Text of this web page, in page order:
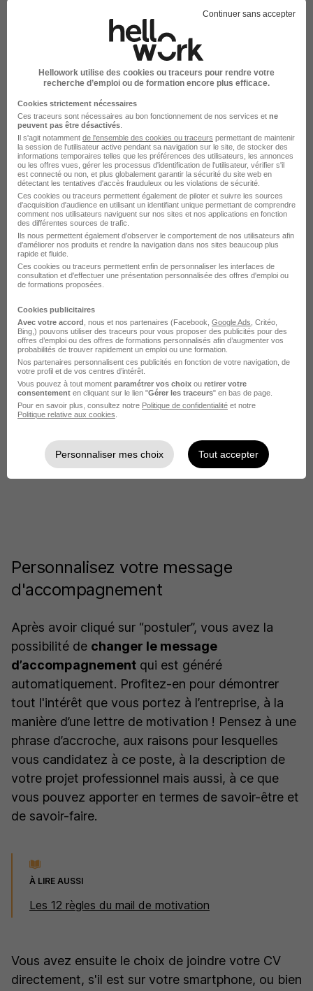
Personnalisez votre message
d'accompagnement
Après avoir cliqué sur “postuler”, vous avez la
possibilité de changer le message
d’accompagnement qui est généré
automatiquement. Profitez-en pour démontrer
tout l'intérêt que vous portez à l’entreprise, à la
manière d’une lettre de motivation ! Pensez à une
phrase d’accroche, aux raisons pour lesquelles
vous candidatez à ce poste, à la description de
votre projet professionnel mais aussi, à ce que
vous pouvez apporter en termes de savoir-être et
de savoir-faire.
À LIRE AUSSI
Les 12 règles du mail de motivation
Vous avez ensuite le choix de joindre votre CV
directement, s'il est sur votre smartphone, ou bien
Continuer sans accepter
Hellowork utilise des cookies ou traceurs pour rendre votre
recherche d’emploi ou de formation encore plus efficace.
Cookies strictement nécessaires
Ces traceurs sont nécessaires au bon fonctionnement de nos services et ne
peuvent pas être désactivés
Il s'agit notamment de l'ensemble des cookies ou traceurs permettant de maintenir
la session de l'utilisateur active pendant sa navigation sur le site, de stocker des
informations temporaires telles que les préférences des utilisateurs, les annonces
ou les offres vues, gérer les processus d'identification de l'utilisateur, vérifier s'il
est connecté ou non, et plus globalement garantir la sécurité du site web en
détectant les tentatives d'accès frauduleux ou les violations de sécurité.
Ces cookies ou traceurs permettent également de piloter et suivre les sources
d'acquisition d'audience en utilisant un identifiant unique permettant de comprendre
comment nos utilisateurs naviguent sur nos sites et nos applications en fonction
des différentes sources de trafic.
Ils nous permettent également d’observer le comportement de nos utilisateurs afin
d'améliorer nos produits et rendre la navigation dans nos sites beaucoup plus
rapide et fluide.
Ces cookies ou traceurs permettent enfin de personnaliser les interfaces de
consultation et d'effectuer une présentation personnalisée des offres d'emploi ou
de formations proposées.
Cookies publicitaires
Avec votre accord , nous et nos partenaires (Facebook, Google Ads , Critéo,
Bing,) pouvons utiliser des traceurs pour vous proposer des publicités pour des
offres d’emploi ou des offres de formations personnalisés afin d’augmenter vos
probabilités de trouver rapidement un emploi ou une formation.
Nos partenaires personnalisent ces publicités en fonction de votre navigation, de
votre profil et de vos centres d’intérêt.
Vous pouvez à tout moment paramétrer vos choix ou retirer votre
consentement en cliquant sur le lien "Gérer les traceurs" en bas de page.
Pour en savoir plus, consultez notre Politique de confidentialité et notre
Politique relative aux cookies
Personnaliser mes choix Tout accepter